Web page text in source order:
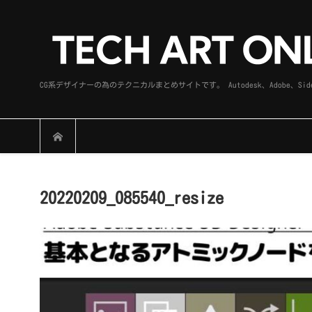
CG系デザイナーの為のテクニカルまとめサイトです。 Autodesk、Adobe、
20220209_085540_resize